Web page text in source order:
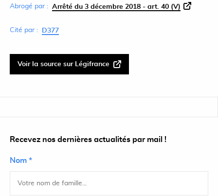
Abrogé par : Arrêté du 3 décembre 2018 - art. 40 (V)
Cité par : D377
Voir la source sur Légifrance
Recevez nos dernières actualités par mail !
Nom *